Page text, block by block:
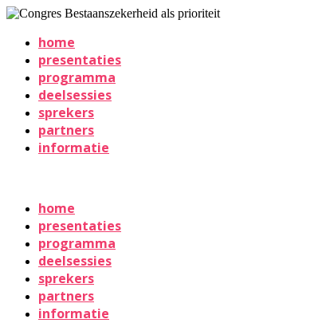
home
presentaties
programma
deelsessies
sprekers
partners
informatie
home
presentaties
programma
deelsessies
sprekers
partners
informatie